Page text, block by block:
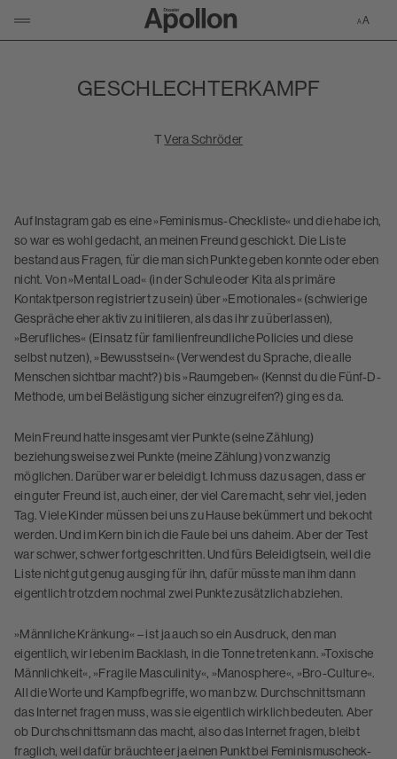
KLICKEN UM NAVIGATION ZU ÖFFNEN/SCHLIESSEN Zur
GESCHLECHTERKAMPF
TVera Schröder
Auf Instagram gab es eine »Feminismus-Checkliste« und die habe ich,
so war es wohl gedacht, an meinen Freund geschickt. Die Liste
bestand aus Fragen, für die man sich Punkte geben konnte oder eben
nicht. Von »Mental Load« (in der Schule oder Kita als primäre
Kontaktperson registriert zu sein) über »Emotionales« (schwierige
Gespräche eher aktiv zu initiieren, als das ihr zu überlassen),
»Berufliches« (Einsatz für familienfreundliche Policies und diese
selbst nutzen), »Bewusstsein« (Verwendest du Sprache, die alle
Menschen sichtbar macht?) bis »Raumgeben« (Kennst du die Fünf-D-
Methode, um bei Belästigung sicher einzugreifen?) ging es da.
Mein Freund hatte insgesamt vier Punkte (seine Zählung)
beziehungsweise zwei Punkte (meine Zählung) von zwanzig
möglichen. Darüber war er beleidigt. Ich muss dazu sagen, dass er
ein guter Freund ist, auch einer, der viel Care macht, sehr viel, jeden
Tag. Viele Kinder müssen bei uns zu Hause bekümmert und bekocht
werden. Und im Kern bin ich die Faule bei uns daheim. Aber der Test
war schwer, schwer fortgeschritten. Und fürs Beleidigtsein, weil die
Liste nicht gut genug ausging für ihn, dafür müsste man ihm dann
eigentlich trotzdem nochmal zwei Punkte zusätzlich abziehen.
»Männliche Kränkung« – ist ja auch so ein Ausdruck, den man
eigentlich, wir leben im Backlash, in die Tonne treten kann. »Toxische
Männlichkeit«, »Fragile Masculinity«, »Manosphere«, »Bro-Culture«.
All die Worte und Kampfbegriffe, wo man bzw. Durchschnittsmann
das Internet fragen muss, was sie eigentlich wirklich bedeuten. Aber
ob Durchschnittsmann das macht, also das Internet fragen, bleibt
fraglich, weil dafür bräuchte er ja einen Punkt bei Feminismuscheck-